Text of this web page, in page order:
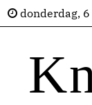
donderdag,